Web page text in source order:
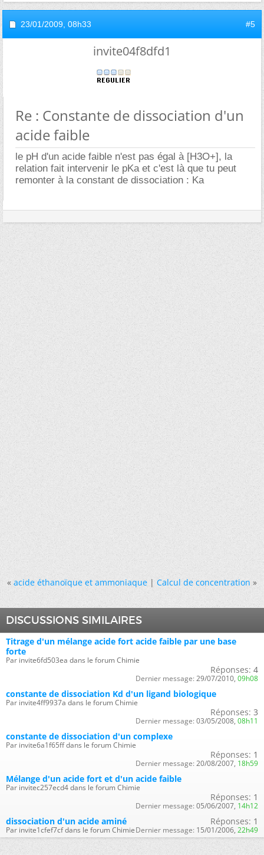
23/01/2009, 08h33 #5
invite04f8dfd1
Re : Constante de dissociation d'un
acide faible
le pH d'un acide faible n'est pas égal à [H3O+], la
relation fait intervenir le pKa et c'est là que tu peut
remonter à la constant de dissociation : Ka
« acide éthanoïque et ammoniaque|Calcul de concentration »
DISCUSSIONS SIMILAIRES
Titrage d'un mélange acide fort acide faible par une base
forte
Par invite6fd503ea dans le forum Chimie
Réponses: 4
Dernier message: 29/07/2010, 09h08
constante de dissociation Kd d'un ligand biologique
Par invite4ff9937a dans le forum Chimie
Réponses: 3
Dernier message: 03/05/2008, 08h11
constante de dissociation d'un complexe
Par invite6a1f65ff dans le forum Chimie
Réponses: 1
Dernier message: 20/08/2007, 18h59
Mélange d'un acide fort et d'un acide faible
Par invitec257ecd4 dans le forum Chimie
Réponses: 1
Dernier message: 05/06/2007, 14h12
dissociation d'un acide aminé
Par invite1cfef7cf dans le forum Chimie
Réponses: 1
Dernier message: 15/01/2006, 22h49